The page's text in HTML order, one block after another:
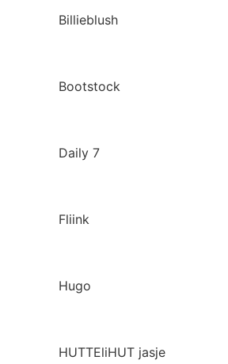
Billieblush
Bootstock
Daily 7
Fliink
Hugo
HUTTEliHUT jasje